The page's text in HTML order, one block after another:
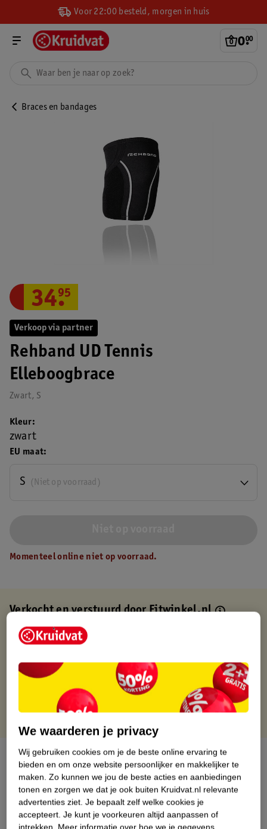
Voor 22:00 besteld, morgen in huis
0.
00
Braces en bandages
Verkoop via partner
Rehband UD Tennis
Elleboogbrace
Zwart, S
34.
95
EU maat
(Niet op voorraad)
S
Kleur
zwart
Momenteel online niet op voorraad.
Verkocht en verstuurd doorFitwinkel.nl
Binnen 1 werkdag verstuurd
Gratis retourneren via verkooppartner.
Gratis punten met je Kruidvat kaart
Over dit product
Productinformatie
Nature Impact Score
We waarderen je privacy
Wij gebruiken cookies om je de beste online ervaring te
bieden en om onze website persoonlijker en makkelijker te
maken. Zo kunnen we jou de beste acties en aanbiedingen
tonen en zorgen we dat je ook buiten Kruidvat.nl relevante
advertenties ziet. Je bepaalt zelf welke cookies je
accepteert. Je kunt je voorkeuren altijd aanpassen of
intrekken. Meer informatie over hoe we je gegevens